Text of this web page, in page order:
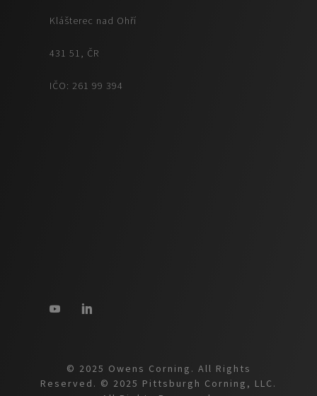
Klášterec nad Ohří
431 51, ČR
IČO: 261 99 394
© 2025 Owens Corning. All Rights
Reserved. © 2025 Pittsburgh Corning, LLC.